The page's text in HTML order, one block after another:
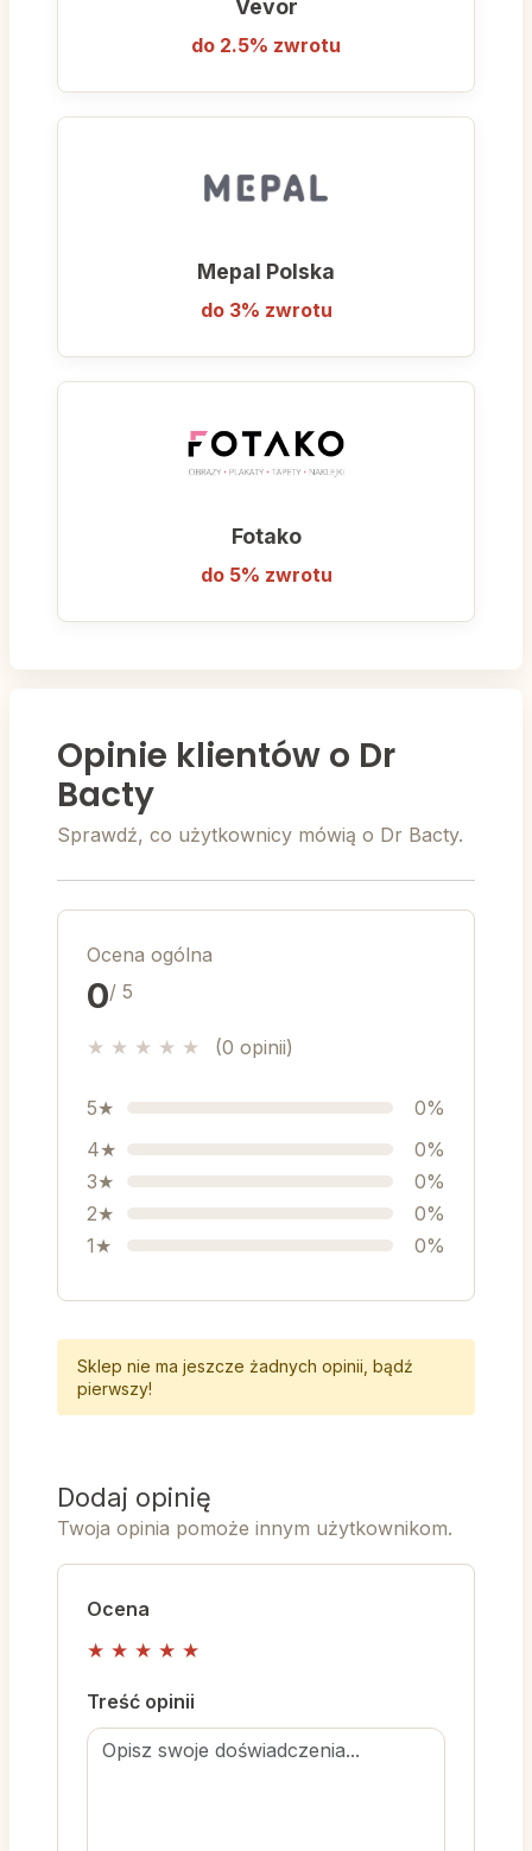
Vevor
do 2.5% zwrotu
Mepal Polska
do 3% zwrotu
Fotako
do 5% zwrotu
Opinie klientów o Dr
Bacty
Sprawdź, co użytkownicy mówią o Dr Bacty.
Ocena ogólna
0/ 5
★ ★ ★ ★ ★ (0 opinii)
5★
0%
4★
0%
3★
0%
2★
0%
1★
0%
Sklep nie ma jeszcze żadnych opinii, bądź
pierwszy!
Dodaj opinię
Twoja opinia pomoże innym użytkownikom.
Ocena
★ ★ ★ ★ ★
Treść opinii